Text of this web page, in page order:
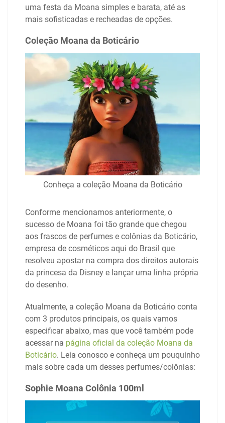
uma festa da Moana simples e barata, até as
mais sofisticadas e recheadas de opções.
Coleção Moana da Boticário
Conheça a coleção Moana da Boticário
Conforme mencionamos anteriormente, o
sucesso de Moana foi tão grande que chegou
aos frascos de perfumes e colônias da Boticário,
empresa de cosméticos aqui do Brasil que
resolveu apostar na compra dos direitos autorais
da princesa da Disney e lançar uma linha própria
do desenho.
Atualmente, a coleção Moana da Boticário conta
com 3 produtos principais, os quais vamos
especificar abaixo, mas que você também pode
acessar na página oficial da coleção Moana da
Boticário. Leia conosco e conheça um pouquinho
mais sobre cada um desses perfumes/colônias:
Sophie Moana Colônia 100ml